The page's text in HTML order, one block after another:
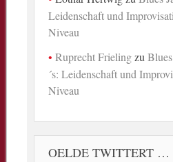
Leidenschaft und
Niveau
Ruprecht Frielingzu
´s: Leidenschaft und
Niveau
OELDE TWITTERT …